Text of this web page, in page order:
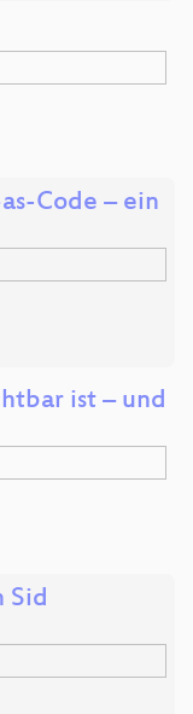
Code – ein
ist – und
Sid